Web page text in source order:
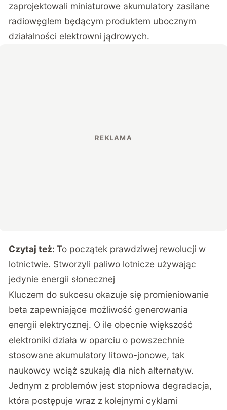
zaprojektowali miniaturowe akumulatory zasilane
radiowęglem będącym produktem ubocznym
działalności elektrowni jądrowych.
Czytaj też:To początek prawdziwej rewolucji w
lotnictwie. Stworzyli paliwo lotnicze używając
jedynie energii słonecznej
Kluczem do sukcesu okazuje się promieniowanie
beta zapewniające możliwość generowania
energii elektrycznej. O ile obecnie większość
elektroniki działa w oparciu o powszechnie
stosowane akumulatory litowo-jonowe, tak
naukowcy wciąż szukają dla nich alternatyw.
Jednym z problemów jest stopniowa degradacja,
która postępuje wraz z kolejnymi cyklami